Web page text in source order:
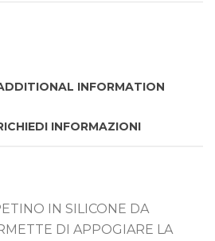
INFORMATION
INFORMAZIONI
IN SILICONE DA
DI APPOGIARE LA